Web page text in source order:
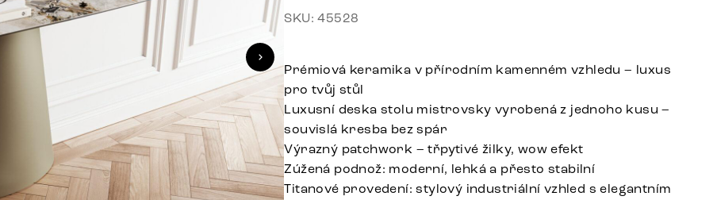
SKU: 45528
Prémiová keramika v přírodním kamenném vzhledu – luxus
pro tvůj stůl
Luxusní deska stolu mistrovsky vyrobená z jednoho kusu –
souvislá kresba bez spár
Výrazný patchwork – třpytivé žilky, wow efekt
Zúžená podnož: moderní, lehká a přesto stabilní
Titanové provedení: stylový industriální vzhled s elegantním